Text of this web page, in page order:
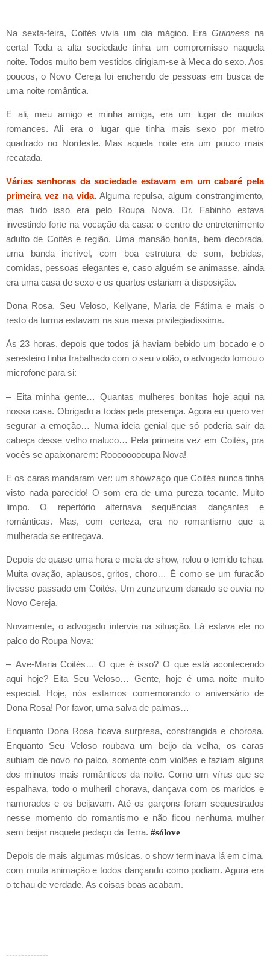
Na sexta-feira, Coités vivia um dia mágico. EraGuinness na
certa! Toda a alta sociedade tinha um compromisso naquela
noite. Todos muito bem vestidos dirigiam-se à Meca do sexo. Aos
poucos, o Novo Cereja foi enchendo de pessoas em busca de
uma noite romântica.
E ali, meu amigo e minha amiga, era um lugar de muitos
romances. Ali era o lugar que tinha mais sexo por metro
quadrado no Nordeste. Mas aquela noite era um pouco mais
recatada.
Várias senhoras da sociedade estavam em um cabaré pela
primeira vez na vida.Alguma repulsa, algum constrangimento,
mas tudo isso era pelo Roupa Nova. Dr. Fabinho estava
investindo forte na vocação da casa: o centro de entretenimento
adulto de Coités e região. Uma mansão bonita, bem decorada,
uma banda incrível, com boa estrutura de som, bebidas,
comidas, pessoas elegantes e, caso alguém se animasse, ainda
era uma casa de sexo e os quartos estariam à disposição.
Dona Rosa, Seu Veloso, Kellyane, Maria de Fátima e mais o
resto da turma estavam na sua mesa privilegiadíssima.
Às 23 horas, depois que todos já haviam bebido um bocado e o
seresteiro tinha trabalhado com o seu violão, o advogado tomou o
microfone para si:
– Eita minha gente… Quantas mulheres bonitas hoje aqui na
nossa casa. Obrigado a todas pela presença. Agora eu quero ver
segurar a emoção… Numa ideia genial que só poderia sair da
cabeça desse velho maluco… Pela primeira vez em Coités, pra
vocês se apaixonarem: Rooooooooupa Nova!
E os caras mandaram ver: um showzaço que Coités nunca tinha
visto nada parecido! O som era de uma pureza tocante. Muito
limpo. O repertório alternava sequências dançantes e
românticas. Mas, com certeza, era no romantismo que a
mulherada se entregava.
Depois de quase uma hora e meia de show, rolou o temido tchau.
Muita ovação, aplausos, gritos, choro… É como se um furacão
tivesse passado em Coités. Um zunzunzum danado se ouvia no
Novo Cereja.
Novamente, o advogado intervia na situação. Lá estava ele no
palco do Roupa Nova:
– Ave-Maria Coités… O que é isso? O que está acontecendo
aqui hoje? Eita Seu Veloso… Gente, hoje é uma noite muito
especial. Hoje, nós estamos comemorando o aniversário de
Dona Rosa! Por favor, uma salva de palmas…
Enquanto Dona Rosa ficava surpresa, constrangida e chorosa.
Enquanto Seu Veloso roubava um beijo da velha, os caras
subiam de novo no palco, somente com violões e faziam alguns
dos minutos mais românticos da noite. Como um vírus que se
espalhava, todo o mulheril chorava, dançava com os maridos e
namorados e os beijavam. Até os garçons foram sequestrados
nesse momento do romantismo e não ficou nenhuma mulher
sem beijar naquele pedaço da Terra. #sólove
Depois de mais algumas músicas, o show terminava lá em cima,
com muita animação e todos dançando como podiam.Agora era
o tchau de verdade. As coisas boas acabam.
--------------